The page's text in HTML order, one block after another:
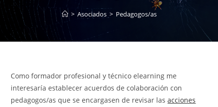
> Asociados > Pedagogos/as
Como formador profesional y técnico elearning me
interesaría establecer acuerdos de colaboración con
pedagogos/as que se encargasen de revisar lasacciones